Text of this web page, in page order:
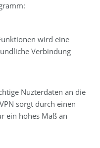
wird eine
Verbindung
Nuzterdaten an die
sorgt durch einen
ein hohes Maß an